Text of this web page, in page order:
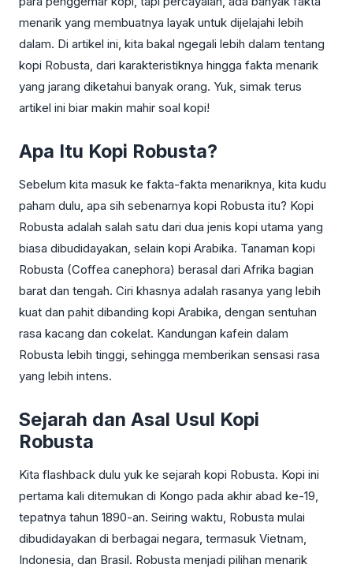
menarik yang membuatnya layak untuk dijelajahi lebih
dalam. Di artikel ini, kita bakal ngegali lebih dalam tentang
kopi Robusta, dari karakteristiknya hingga fakta menarik
yang jarang diketahui banyak orang. Yuk, simak terus
artikel ini biar makin mahir soal kopi!
Apa Itu Kopi Robusta?
Sebelum kita masuk ke fakta-fakta menariknya, kita kudu
paham dulu, apa sih sebenarnya kopi Robusta itu? Kopi
Robusta adalah salah satu dari dua jenis kopi utama yang
biasa dibudidayakan, selain kopi Arabika. Tanaman kopi
Robusta (Coffea canephora) berasal dari Afrika bagian
barat dan tengah. Ciri khasnya adalah rasanya yang lebih
kuat dan pahit dibanding kopi Arabika, dengan sentuhan
rasa kacang dan cokelat. Kandungan kafein dalam
Robusta lebih tinggi, sehingga memberikan sensasi rasa
yang lebih intens.
Sejarah dan Asal Usul Kopi
Robusta
Kita flashback dulu yuk ke sejarah kopi Robusta. Kopi ini
pertama kali ditemukan di Kongo pada akhir abad ke-19,
tepatnya tahun 1890-an. Seiring waktu, Robusta mulai
dibudidayakan di berbagai negara, termasuk Vietnam,
Indonesia, dan Brasil. Robusta menjadi pilihan menarik